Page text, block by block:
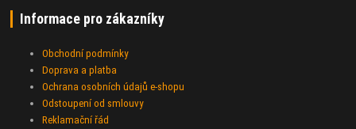
Informace pro zákazníky
Obchodní podmínky
Doprava a platba
Ochrana osobních údajů e-shopu
Odstoupení od smlouvy
Reklamační řád